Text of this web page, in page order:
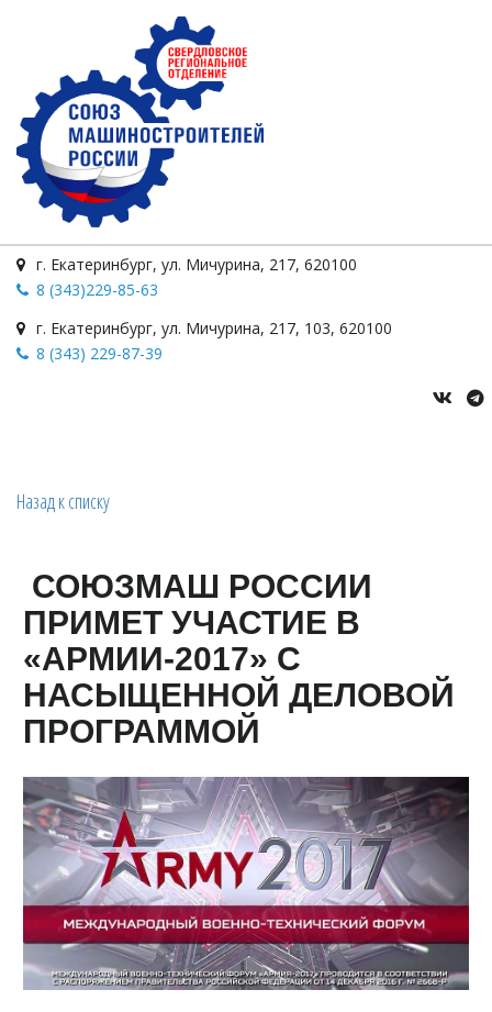
г. Екатеринбург, ул. Мичурина, 217, 620100
8 (343)229-85-63
г. Екатеринбург, ул. Мичурина, 217, 103, 620100
8 (343) 229-87-39
Назад к списку
СОЮЗМАШ РОССИИ
ПРИМЕТ УЧАСТИЕ В
«АРМИИ-2017» С
НАСЫЩЕННОЙ ДЕЛОВОЙ
ПРОГРАММОЙ